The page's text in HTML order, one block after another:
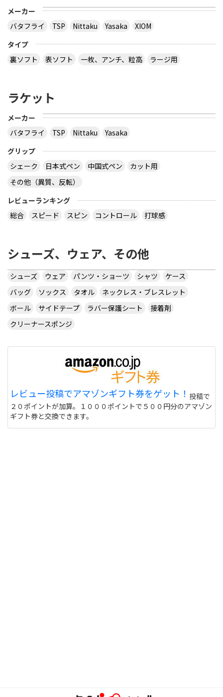
メーカー
バタフライ
TSP Nittaku Yasaka
XIOM
タイプ
裏ソフト
表ソフト 一枚、アンチ、粒高 ラージ用
ラケット
メーカー
バタフライ
TSP Nittaku
Yasaka
グリップ
シェーク
日本式ペン 中国式ペン
カット用
その他（異質、反転）
レビューランキング
総合
スピード スピン コントロール 打球感
シューズ、ウェア、その他
シューズ ウェア パンツ・ショーツ シャツ
ケース
バッグ
ソックス タオル
ネックレス・ブレスレット
ボール
サイドテープ ラバー保護シート
接着剤
クリーナースポンジ
レビュー投稿でアマゾンギフト券をゲット！ 投稿で
２０ポイントが加算。１０００ポイントで５００円分のアマゾン
ギフト券と交換できます。